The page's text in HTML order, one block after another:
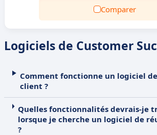
Comparer
Logiciels de Customer
Comment fonctionne un logiciel
client ?
Quelles fonctionnalités devrais-je
lorsque je cherche un logiciel de
?